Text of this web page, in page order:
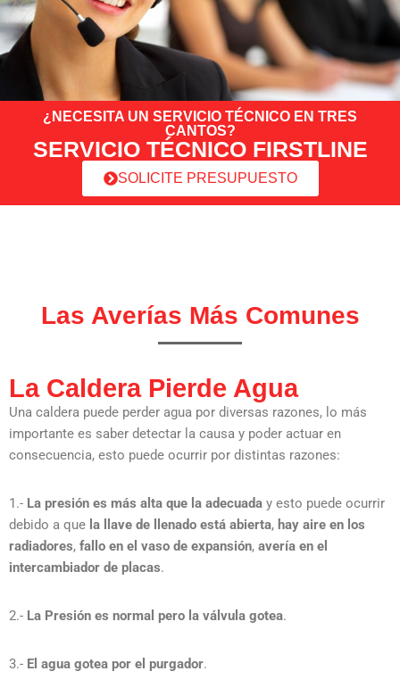
¿NECESITA UN SERVICIO TÉCNICO EN TRES
CANTOS?
SERVICIO TÉCNICO FIRSTLINE
SOLICITE PRESUPUESTO
Las Averías Más Comunes
La Caldera Pierde Agua
Una caldera puede perder agua por diversas razones, lo más
importante es saber detectar la causa y poder actuar en
consecuencia, esto puede ocurrir por distintas razones:
1.- La presión es más alta que la adecuada y esto puede ocurrir
debido a que la llave de llenado está abierta, hay aire en los
radiadores, fallo en el vaso de expansión, avería en el
intercambiador de placas.
2.- La Presión es normal pero la válvula gotea.
3.- El agua gotea por el purgador.